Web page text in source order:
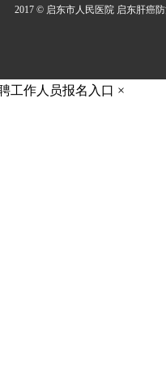
2017 © 启东市人民医院 启东肝癌
工作人员报名入口 ×